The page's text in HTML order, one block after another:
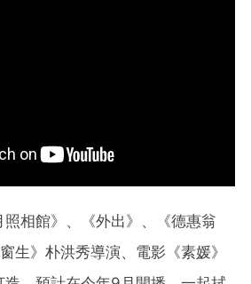
相館》、《外出》、《德惠翁
生》朴洪秀導演、電影《素媛》